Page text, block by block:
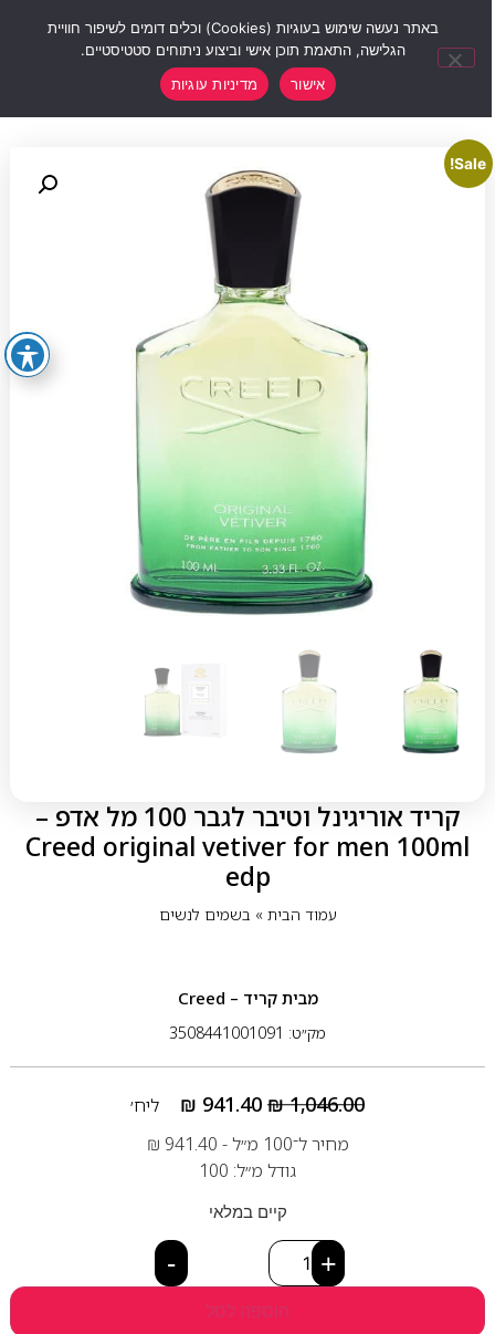
Sale!
קריד אוריגינל וטיבר לגבר 100 מל אדפ –
Creed original vetiver for men 100ml
edp
עמוד הבית» בשמים לנשים
מבית קריד – Creed
מק״ט: 3508441001091
₪1,046.00
₪ 941.40
ליח׳
מחיר ל־100 מ״ל -
₪ 941.40
גודל מ״ל: 100
קיים במלאי
- +
הוספה לסל
באתר נעשה שימוש בעוגיות (Cookies) וכלים דומים לשיפור חוויית
הגלישה, התאמת תוכן אישי וביצוע ניתוחים סטטיסטיים.
אישור
מדיניות עוגיות